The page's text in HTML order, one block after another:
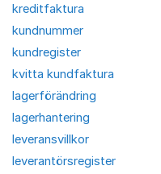
kreditfaktura
kundnummer
kundregister
kvitta kundfaktura
lagerförändring
lagerhantering
leveransvillkor
leverantörsregister